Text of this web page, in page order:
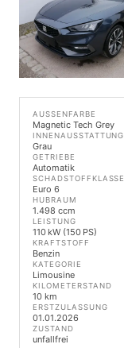
AUSSENFARBE
Magnetic Tech Grey
INNENAUSSTATTUNG
Grau
GETRIEBE
Automatik
SCHADSTOFFKLASSE
Euro 6
HUBRAUM
1.498 ccm
LEISTUNG
110 kW (150 PS)
KRAFTSTOFF
Benzin
KATEGORIE
Limousine
KILOMETERSTAND
10 km
ERSTZULASSUNG
01.01.2026
ZUSTAND
unfallfrei